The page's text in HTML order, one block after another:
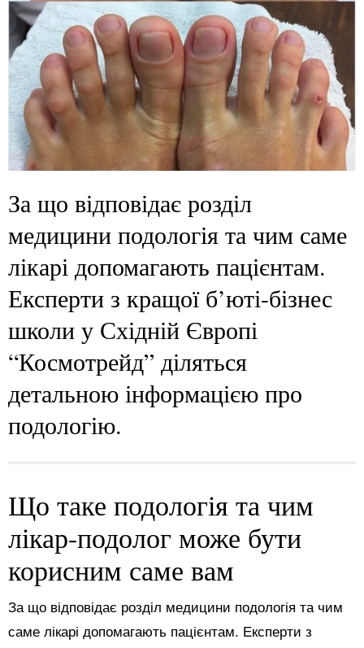
За що відповідає розділ
медицини подологія та чим саме
лікарі допомагають пацієнтам.
Експерти з кращої б’юті-бізнес
школи у Східній Європі
“Космотрейд” діляться
детальною інформацією про
подологію.
Що таке подологія та чим
лікар-подолог може бути
корисним саме вам
За що відповідає розділ медицини подологія та чим
саме лікарі допомагають пацієнтам. Експерти з